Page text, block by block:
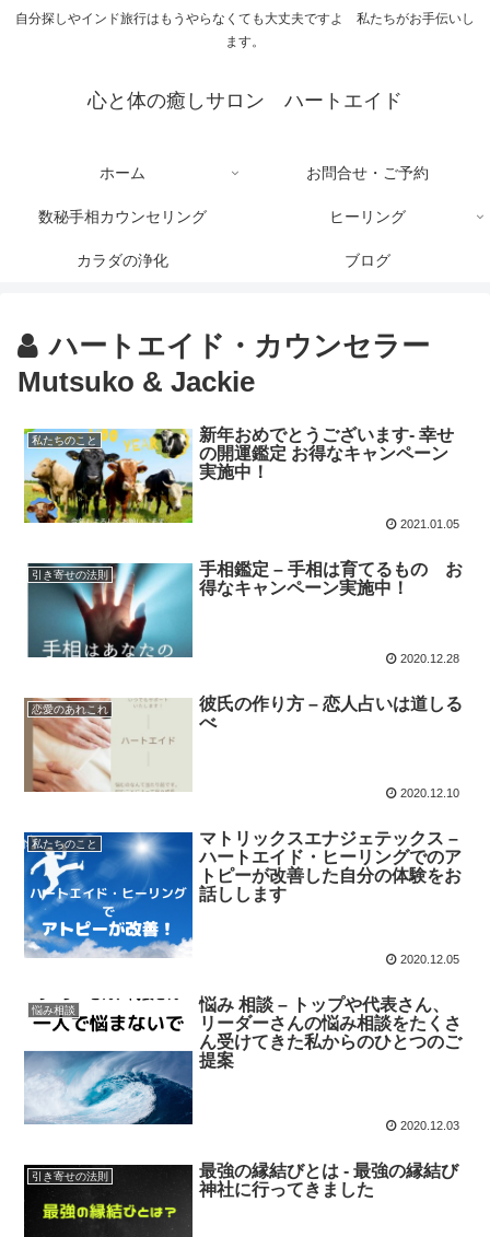
自分探しやインド旅行はもうやらなくても大丈夫ですよ 私たちがお手伝いし
ます。
心と体の癒しサロン ハートエイド
ホーム お問合せ・ご予約
数秘手相カウンセリング ヒーリング
カラダの浄化 ブログ
ハートエイド・カウンセラー
Mutsuko & Jackie
私たちのこと
新年おめでとうございます‐ 幸せ
の開運鑑定 お得なキャンペーン
実施中！
2021.01.05
引き寄せの法則
手相鑑定 – 手相は育てるもの お
得なキャンペーン実施中！
2020.12.28
恋愛のあれこれ
彼氏の作り方 – 恋人占いは道しる
べ
2020.12.10
私たちのこと
マトリックスエナジェテックス –
ハートエイド・ヒーリングでのア
トピーが改善した自分の体験をお
話しします
2020.12.05
悩み相談
悩み 相談 – トップや代表さん、
リーダーさんの悩み相談をたくさ
ん受けてきた私からのひとつのご
提案
2020.12.03
引き寄せの法則
最強の縁結びとは ‐ 最強の縁結び
神社に行ってきました